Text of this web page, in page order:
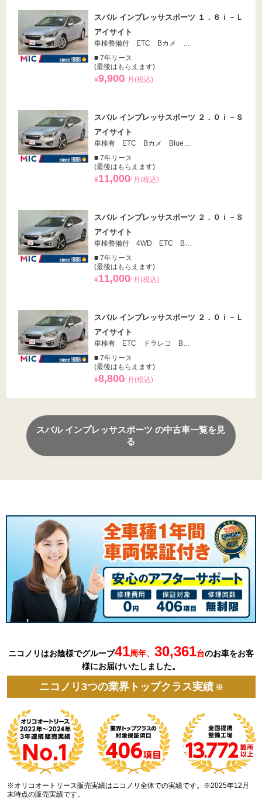
スバル インプレッサスポーツ １．６ｉ－Ｌ
アイサイト
車検整備付 ETC Bカメ …
■ 7年リース
(最後はもらえます)
¥9,900⁄ 月(税込)
スバル インプレッサスポーツ ２．０ｉ－Ｓ
アイサイト
車検有 ETC Bカメ Blue…
■ 7年リース
(最後はもらえます)
¥11,000⁄ 月(税込)
スバル インプレッサスポーツ ２．０ｉ－Ｓ
アイサイト
車検整備付 4WD ETC B…
■ 7年リース
(最後はもらえます)
¥11,000⁄ 月(税込)
スバル インプレッサスポーツ ２．０ｉ－Ｌ
アイサイト
車検有 ETC ドラレコ B…
■ 7年リース
(最後はもらえます)
¥8,800⁄ 月(税込)
スバル インプレッサスポーツ の中古車一覧を見
る
ニコノリはお陰様でグループ41周年、 30,361台のお車をお客
様にお届けいたしました。
ニコノリ3つの業界トップクラス実績 ※
※オリコオートリース販売実績はニコノリ全体での実績です。※2025年12月
末時点の販売実績です。